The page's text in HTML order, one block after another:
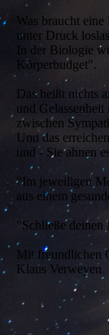
Was braucht
unter Druck
In der Biologie
Körperbudget".
Das heißt nichts
und
zwischen
Und das
und - Sie ahnen
"Im jeweiligen
aus einem
"Schließe
Mit freundlichen
Klaus Verweyen